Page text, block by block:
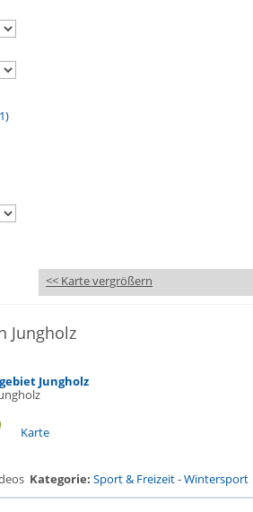
<< Karte vergrößern
Jungholz
Jungholz
Karte
Kategorie: Sport & Freizeit-Wintersport